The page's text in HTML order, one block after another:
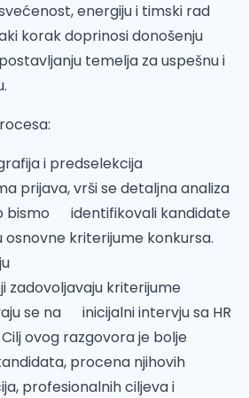
energiju i timski rad
korak doprinosi donošenju
temelja za uspešnu i
i predselekcija
prijava, vrši se detaljna analiza
bismo identifikovali kandidate
osnovne kriterijume konkursa.
zadovoljavaju kriterijume
se na inicijalni intervju sa HR
ovog razgovora je bolje
procena njihovih
profesionalnih ciljeva i